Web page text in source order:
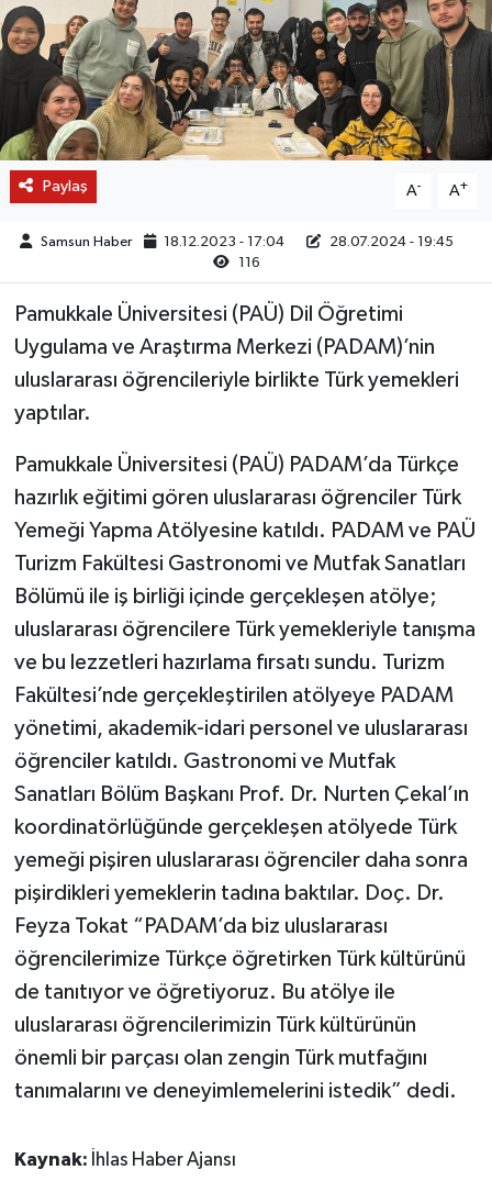
Paylaş A- A+
Samsun Haber 18.12.2023 - 17:04
28.07.2024 - 19:45
116
Pamukkale Üniversitesi (PAÜ) Dil Öğretimi
Uygulama ve Araştırma Merkezi (PADAM)’nin
uluslararası öğrencileriyle birlikte Türk yemekleri
yaptılar.
Pamukkale Üniversitesi (PAÜ) PADAM’da Türkçe
hazırlık eğitimi gören uluslararası öğrenciler Türk
Yemeği Yapma Atölyesine katıldı. PADAM ve PAÜ
Turizm Fakültesi Gastronomi ve Mutfak Sanatları
Bölümü ile iş birliği içinde gerçekleşen atölye;
uluslararası öğrencilere Türk yemekleriyle tanışma
ve bu lezzetleri hazırlama fırsatı sundu. Turizm
Fakültesi’nde gerçekleştirilen atölyeye PADAM
yönetimi, akademik-idari personel ve uluslararası
öğrenciler katıldı. Gastronomi ve Mutfak
Sanatları Bölüm Başkanı Prof. Dr. Nurten Çekal’ın
koordinatörlüğünde gerçekleşen atölyede Türk
yemeği pişiren uluslararası öğrenciler daha sonra
pişirdikleri yemeklerin tadına baktılar. Doç. Dr.
Feyza Tokat “PADAM’da biz uluslararası
öğrencilerimize Türkçe öğretirken Türk kültürünü
de tanıtıyor ve öğretiyoruz. Bu atölye ile
uluslararası öğrencilerimizin Türk kültürünün
önemli bir parçası olan zengin Türk mutfağını
tanımalarını ve deneyimlemelerini istedik” dedi.
Kaynak: İhlas Haber Ajansı